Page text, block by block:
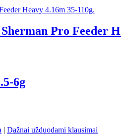
Pro Feeder
6g
Dažnai užduodami klausimai